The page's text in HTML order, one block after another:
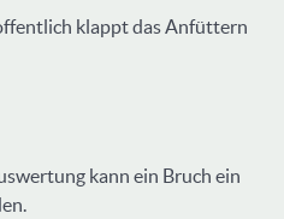
klappt das Anfüttern
kann ein Bruch ein